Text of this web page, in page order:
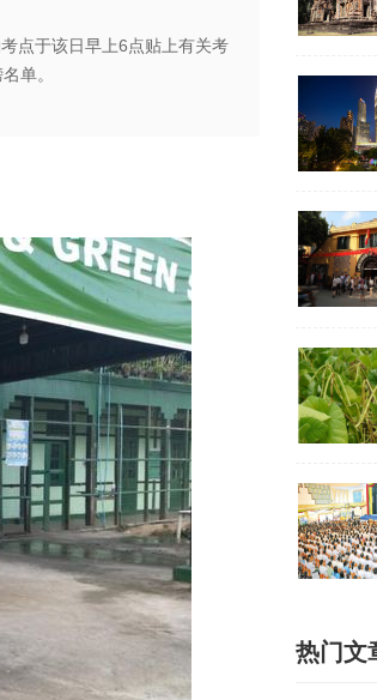
点于该日早上6点贴上有关考
单。
热门文